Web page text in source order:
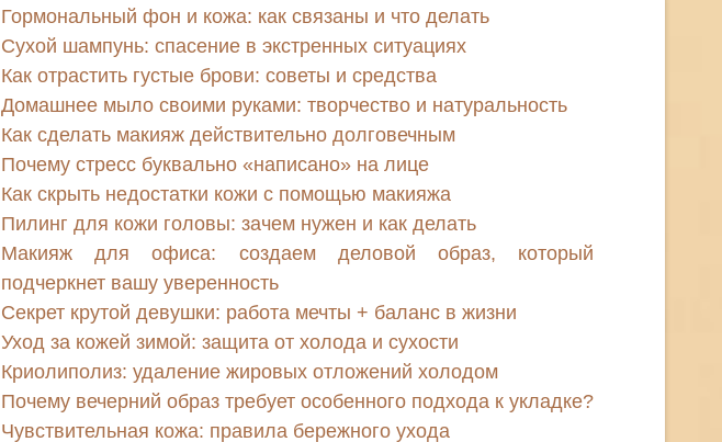
Гормональный фон и кожа: как связаны и что делать
Сухой шампунь: спасение в экстренных ситуациях
Как отрастить густые брови: советы и средства
Домашнее мыло своими руками: творчество и натуральность
Как сделать макияж действительно долговечным
Почему стресс буквально «написано» на лице
Как скрыть недостатки кожи с помощью макияжа
Пилинг для кожи головы: зачем нужен и как делать
Макияж для офиса: создаем деловой образ, который
подчеркнет вашу уверенность
Секрет крутой девушки: работа мечты + баланс в жизни
Уход за кожей зимой: защита от холода и сухости
Криолиполиз: удаление жировых отложений холодом
Почему вечерний образ требует особенного подхода к укладке?
Чувствительная кожа: правила бережного ухода